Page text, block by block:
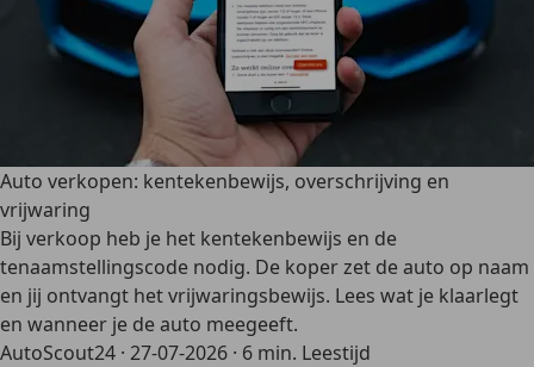
Auto verkopen: kentekenbewijs, overschrijving en
vrijwaring
Bij verkoop heb je het kentekenbewijs en de
tenaamstellingscode nodig. De koper zet de auto op naam
en jij ontvangt het vrijwaringsbewijs. Lees wat je klaarlegt
en wanneer je de auto meegeeft.
AutoScout24 · 27-07-2026 · 6 min. Leestijd